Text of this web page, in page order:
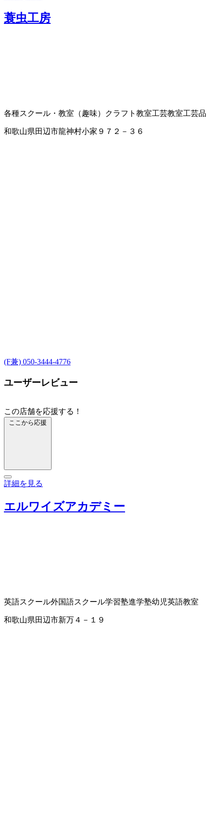
蓑虫工房
各種スクール・教室（趣味） クラフト教室工芸教室工芸品
和歌山県田辺市龍神村小家９７２－３６
(F兼) 050-3444-4776
ユーザーレビュー
この店舗を応援する！
ここから応援
詳細を見る
エルワイズアカデミー
英語スクール外国語スクール学習塾進学塾幼児英語教室
和歌山県田辺市新万４－１９